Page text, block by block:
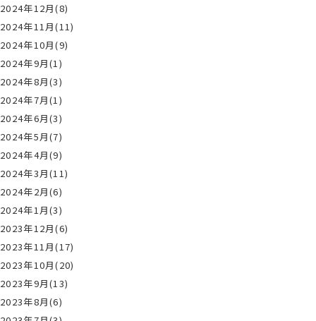
2024年12月(8)
2024年11月(11)
2024年10月(9)
2024年9月(1)
2024年8月(3)
2024年7月(1)
2024年6月(3)
2024年5月(7)
2024年4月(9)
2024年3月(11)
2024年2月(6)
2024年1月(3)
2023年12月(6)
2023年11月(17)
2023年10月(20)
2023年9月(13)
2023年8月(6)